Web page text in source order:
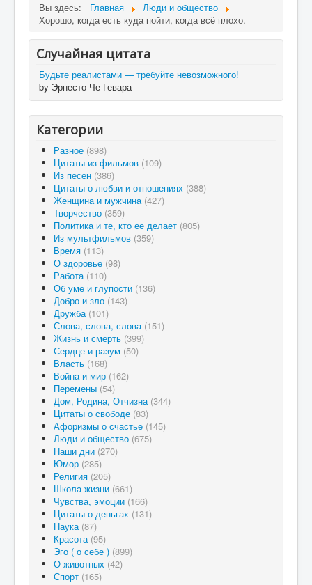
Вы здесь: Главная
Люди и общество
Хорошо, когда есть куда пойти, когда всё плохо.
Случайная цитата
Будьте реалистами — требуйте невозможного!
-by Эрнесто Че Гевара
Категории
Разное (898)
Цитаты из фильмов (109)
Из песен (386)
Цитаты о любви и отношениях (388)
Женщина и мужчина (427)
Творчество (359)
Политика и те, кто ее делает (805)
Из мультфильмов (359)
Время (113)
О здоровье (98)
Работа (110)
Об уме и глупости (136)
Добро и зло (143)
Дружба (101)
Слова, слова, слова (151)
Жизнь и смерть (399)
Сердце и разум (50)
Власть (168)
Война и мир (162)
Перемены (54)
Дом, Родина, Отчизна (344)
Цитаты о свободе (83)
Афоризмы о счастье (145)
Люди и общество (675)
Наши дни (270)
Юмор (285)
Религия (205)
Школа жизни (661)
Чувства, эмоции (166)
Цитаты о деньгах (131)
Наука (87)
Красота (95)
Эго ( о себе ) (899)
О животных (42)
Спорт (165)